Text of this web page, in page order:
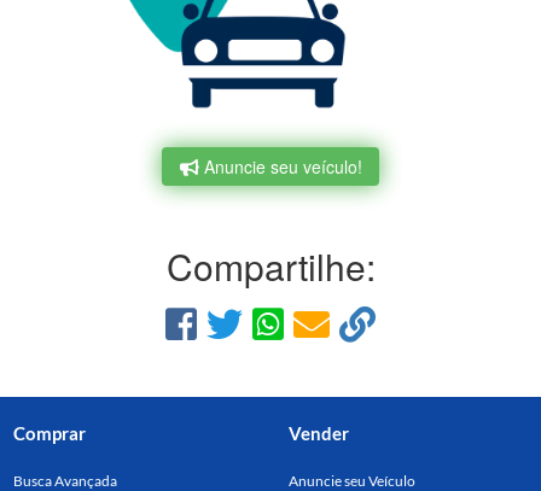
Anuncie seu veículo!
Compartilhe:
Comprar
Busca Avançada
Vender
Anuncie seu Veículo